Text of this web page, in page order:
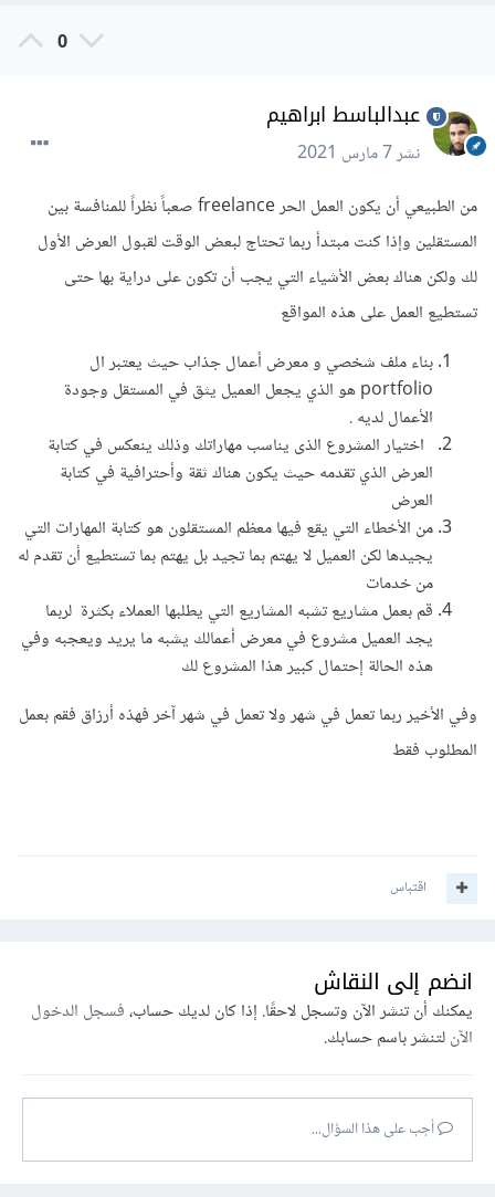
0
عبدالباسط ابراهيم
نشر7 مارس 2021
من الطبيعي أن يكون العمل الحر freelance صعباً نظراً للمنافسة بين
المستقلين وإذا كنت مبتدأ ربما تحتاج لبعض الوقت لقبول العرض الأول
لك ولكن هناك بعض الأشياء التي يجب أن تكون على دراية بها حتى
تستطيع العمل على هذه المواقع
بناء ملف شخصي و معرض أعمال جذاب حيث يعتبر ال
portfolio هو الذي يجعل العميل يثق في المستقل وجودة
الأعمال لديه .
اختيار المشروع الذى يناسب مهاراتك وذلك ينعكس في كتابة
العرض الذي تقدمه حيث يكون هناك ثقة وأحترافية في كتابة
العرض
من الأخطاء التي يقع فيها معظم المستقلون هو كتابة المهارات التي
يجيدها لكن العميل لا يهتم بما تجيد بل يهتم بما تستطيع أن تقدم له
من خدمات
قم بعمل مشاريع تشبه المشاريع التي يطلبها العملاء بكثرة لربما
يجد العميل مشروع في معرض أعمالك يشبه ما يريد ويعجبه وفي
هذه الحالة إحتمال كبير هذا المشروع لك
وفي الأخير ربما تعمل في شهر ولا تعمل في شهر آخر فهذه أرزاق فقم بعمل
المطلوب فقط
اقتباس
انضم إلى النقاش
يمكنك أن تنشر الآن وتسجل لاحقًا. إذا كان لديك حساب،فسجل الدخول
الآنلتنشر باسم حسابك.
أجب على هذا السؤال...